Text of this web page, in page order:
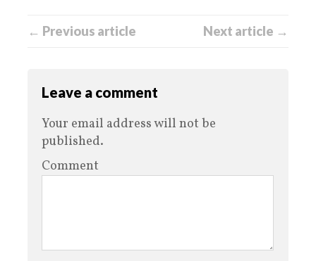
← Previous article Next article →
Leave a comment
Your email address will not be
published.
Comment